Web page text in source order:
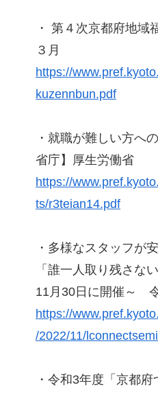
・ 第４次京都府地
３月
https://
kuzennbun.pdf
・就職が難しい方へ
省庁】厚生労働省
https://
ts/r3teian14.pdf
・多様なスタッフが
「誰一人取り残さな
11月30日に開催～
https://
/2022/11/
・令和3年度「京都